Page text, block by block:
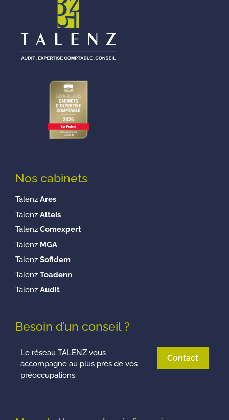
Nos cabinets
Talenz Ares
Talenz Alteis
Talenz Comexpert
Talenz MGA
Talenz Sofidem
Talenz Toadenn
Talenz Audit
Besoin d’un conseil ?
Le réseau TALENZ vous
accompagne au plus près de vos
préoccupations.
Contact